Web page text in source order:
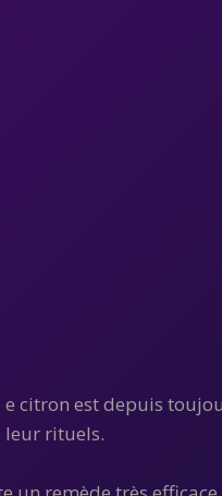
e citron est depuis
leur rituels.